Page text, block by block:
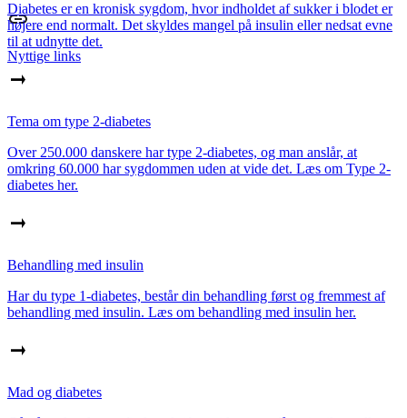
Nyttige links
Diabetes er en kronisk sygdom, hvor indholdet af sukker­ i blodet er
højere end normalt. Det skyldes mangel på insulin eller nedsat evne
til at udnytte det.
Tema om type 2-diabetes
Over 250.000 danskere har type 2-diabetes, og man anslår, at
omkring 60.000 har sygdommen uden at vide det. Læs om Type 2-
diabetes her.
Behandling med insulin
Har du type 1-diabetes, består din behandling først og fremmest af
behandling med insulin. Læs om behandling med insulin her.
Mad og diabetes